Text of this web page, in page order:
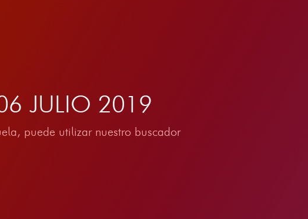
JULIO 2019
puede utilizar nuestro buscador